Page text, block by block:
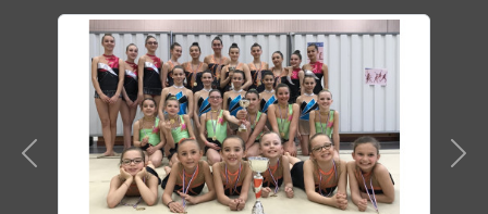
Précedent